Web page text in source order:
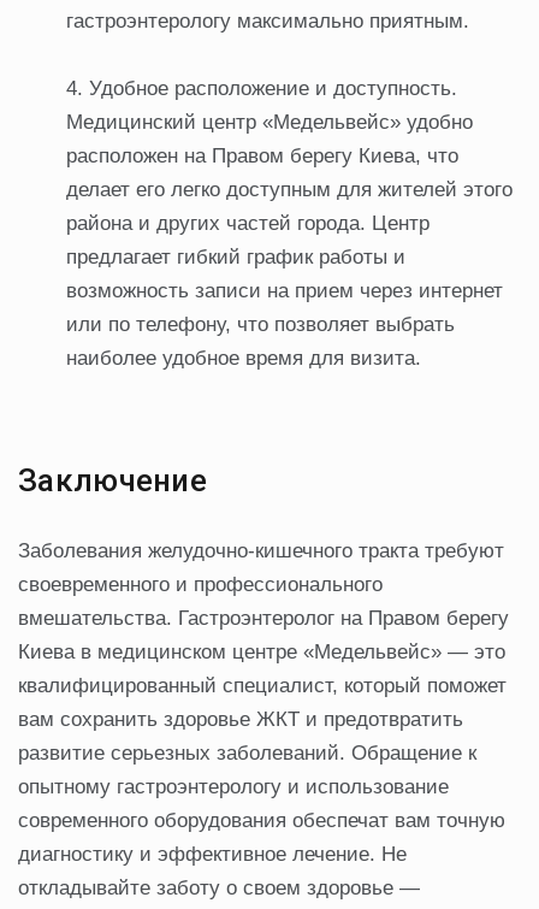
гастроэнтерологу максимально приятным.
Удобное расположение и доступность.
Медицинский центр «Медельвейс» удобно
расположен на Правом берегу Киева, что
делает его легко доступным для жителей этого
района и других частей города. Центр
предлагает гибкий график работы и
возможность записи на прием через интернет
или по телефону, что позволяет выбрать
наиболее удобное время для визита.
Заключение
Заболевания желудочно-кишечного тракта требуют
своевременного и профессионального
вмешательства. Гастроэнтеролог на Правом берегу
Киева в медицинском центре «Медельвейс» — это
квалифицированный специалист, который поможет
вам сохранить здоровье ЖКТ и предотвратить
развитие серьезных заболеваний. Обращение к
опытному гастроэнтерологу и использование
современного оборудования обеспечат вам точную
диагностику и эффективное лечение. Не
откладывайте заботу о своем здоровье —